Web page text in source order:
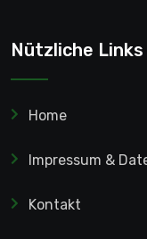
Nützliche Links
Home
Impressum &
Kontakt